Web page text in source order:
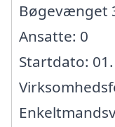
Bøgevænget
Ansatte: 0
Startdato: